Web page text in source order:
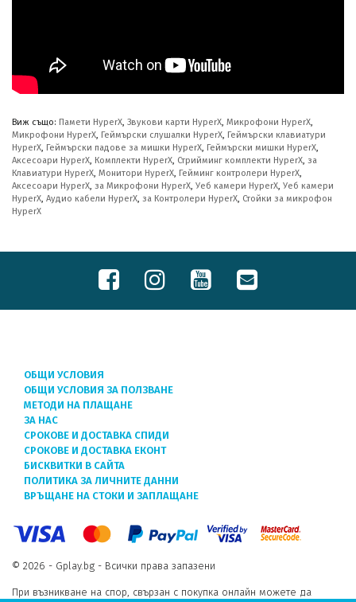
Виж също: Памети HyperX, Звукови карти HyperX, Микрофони HyperX,
Микрофони HyperX, Геймърски слушалки HyperX, Геймърски клавиатури
HyperX, Геймърски падове за мишки HyperX, Геймърски мишки HyperX,
Аксесоари HyperX, Комплекти HyperX, Стрийминг комплекти HyperX, за
Клавиатури HyperX, Монитори HyperX, Гейминг контролери HyperX,
Аксесоари HyperX, за Микрофони HyperX, Уеб камери HyperX, Уеб камери
HyperX, Аудио кабели HyperX, за Контролери HyperX, Стойки за микрофон
HyperX
ОБЩИ УСЛОВИЯ
ОБЩИ УСЛОВИЯ ЗА ПОЛЗВАНЕ
МЕТОДИ НА ПЛАЩАНЕ
ЗА НАС
СРОКОВЕ И ДОСТАВКА СПИДИ
СРОКОВЕ И ДОСТАВКА ЕКОНТ
БИСКВИТКИ В САЙТА
ПОЛИТИКА ЗА ЛИЧНИТЕ ДАННИ
ВРЪЩАНЕ НА СТОКИ И ЗАПЛАЩАНЕ
© 2026 - Gplay.bg - Всички права запазени
При възникване на спор, свързан с покупка онлайн можете да